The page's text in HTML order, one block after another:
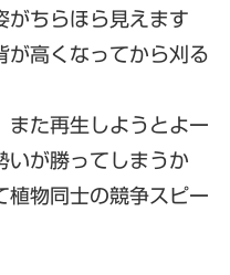
がちらほら見えます
が高くなってから刈る
また再生しようとよー
いが勝ってしまうか
植物同士の競争スピー